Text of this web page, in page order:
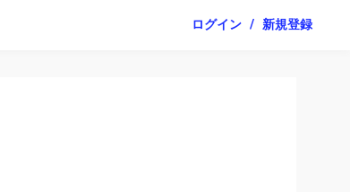
ログイン / 新規登録